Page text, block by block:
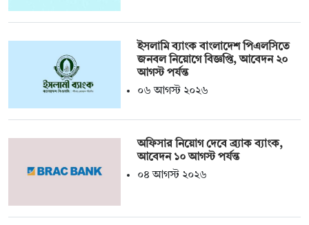
ইসলামি ব্যাংক বাংলাদেশ পিএলসিতে
জনবল নিয়োগে বিজ্ঞপ্তি, আবেদন ২০
আগস্ট পর্যন্ত
০৬ আগস্ট ২০২৬
অফিসার নিয়োগ দেবে ব্র্যাক ব্যাংক,
আবেদন ১০ আগস্ট পর্যন্ত
০৪ আগস্ট ২০২৬